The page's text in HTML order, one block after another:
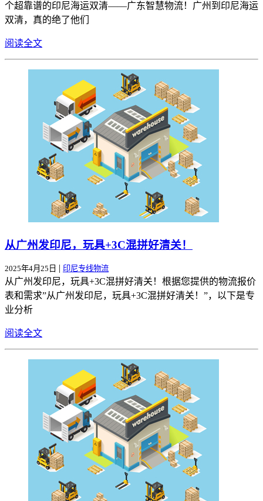
个超靠谱的印尼海运双清——广东智慧物流！广州到印尼海运
双清，真的绝了他们
阅读全文
从广州发印尼，玩具+3C混拼好清关！
2025年4月25日 印尼专线物流
从广州发印尼，玩具+3C混拼好清关！根据您提供的物流报价
表和需求”从广州发印尼，玩具+3C混拼好清关！”，以下是专
业分析
阅读全文